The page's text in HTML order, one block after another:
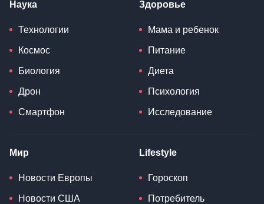
Наука
Технологии
Космос
Биология
Дрон
Смартфон
Здоровье
Мама и ребенок
Питание
Диета
Психология
Исследование
Мир
Новости Европы
Новости США
Lifestyle
Гороскоп
Потребитель